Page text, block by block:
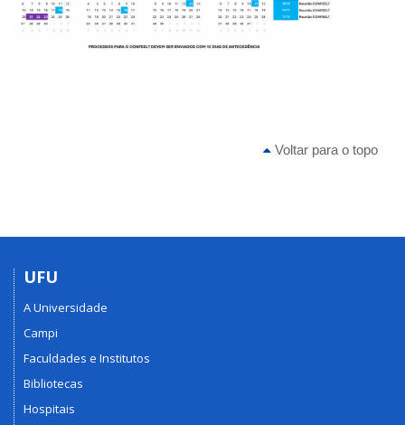
Voltar para o topo
UFU
A Universidade
Campi
Faculdades e Institutos
Bibliotecas
Hospitais